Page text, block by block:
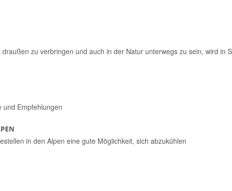
zu verbringen und auch in der Natur unterwegs zu sein, wird in
und Empfehlungen
in den Alpen eine gute Möglichkeit, sich abzukühlen